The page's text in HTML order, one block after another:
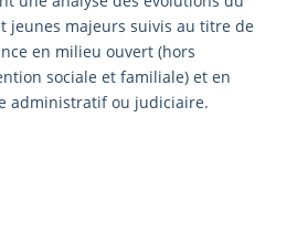
jeunes majeurs suivis au titre de
en milieu ouvert (hors
sociale et familiale) et en
administratif ou judiciaire.